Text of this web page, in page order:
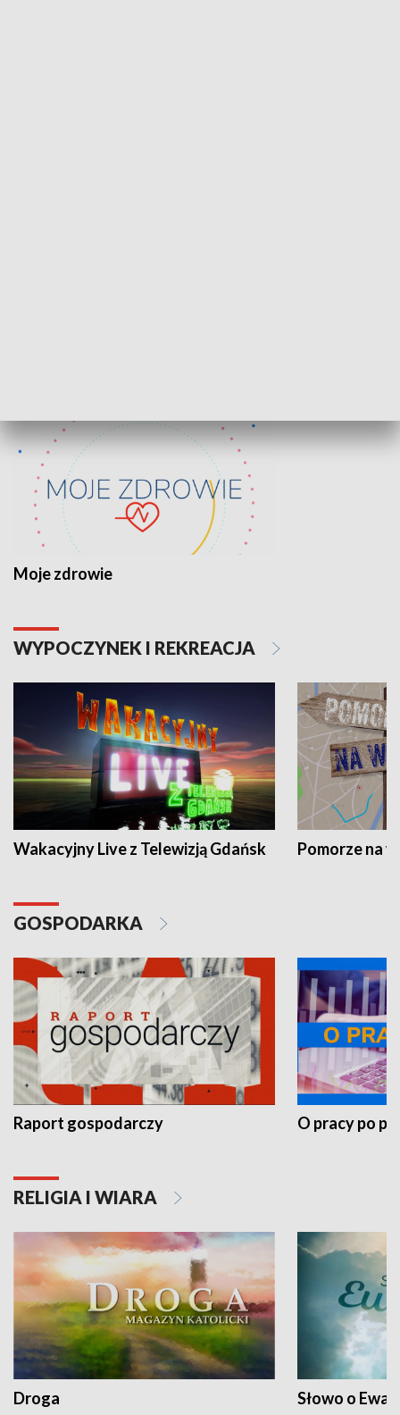
Moje zdrowie
WYPOCZYNEK I REKREACJA
Wakacyjny Live z Telewizją Gdańsk Pomorze na
GOSPODARKA
Raport gospodarczy O pracy po
RELIGIA I WIARA
Droga Słowo o